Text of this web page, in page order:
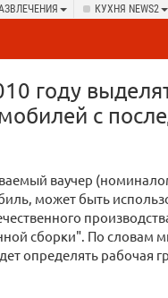
КУХНЯ NEWS2
году
с
ваучер
может быть
сборки". По словам
определять рабочая